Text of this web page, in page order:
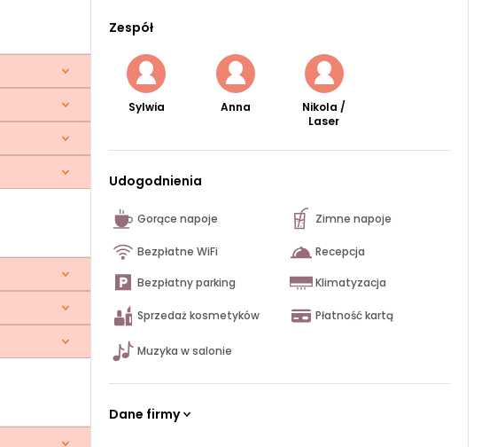
Zespół
Sylwia Anna
Nikola /
Laser
Udogodnienia
Gorące napoje Zimne napoje
Bezpłatne WiFi Recepcja
Bezpłatny parking Klimatyzacja
Sprzedaż kosmetyków Płatność kartą
Muzyka w salonie
Dane firmy